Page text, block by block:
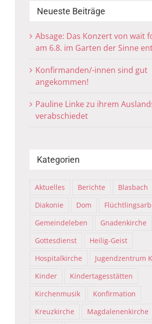
Neueste Beiträge
Absage: Das Konzert von wait
am 6.8. im Garten der Sinne
Konfirmanden/-innen sind gut
angekommen!
Pauline Linke zu ihrem
verabschiedet
Kategorien
Aktuelles Berichte
Blasbach
Diakonie
Dom
Gemeindeleben
Gnadenkirche
Gottesdienst
Heilig-Geist
Hospitalkirche
Jugendzentrum
Kinder
Kindertagesstätten
Kirchenmusik
Konfirmation
Kreuzkirche
Magdalenenkirche